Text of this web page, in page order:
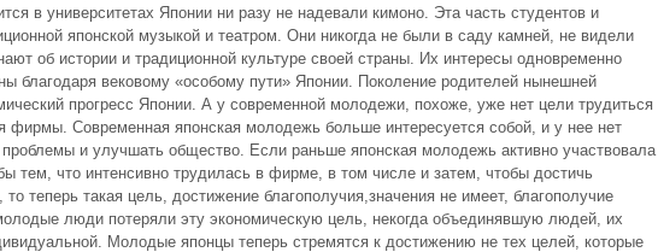
в университетах Японии ни разу не надевали кимоно. Эта часть студентов и
японской музыкой и театром. Они никогда не были в саду камней, не видели
об истории и традиционной культуре своей страны. Их интересы одновременно
благодаря вековому «особому пути» Японии. Поколение родителей нынешней
прогресс Японии. А у современной молодежи, похоже, уже нет цели трудиться
фирмы. Современная японская молодежь больше интересуется собой, и у нее нет
и улучшать общество. Если раньше японская молодежь активно участвовала
тем, что интенсивно трудилась в фирме, в том числе и затем, чтобы достичь
то теперь такая цель, достижение благополучия,значения не имеет, благополучие
люди потеряли эту экономическую цель, некогда объединявшую людей, их
Молодые японцы теперь стремятся к достижению не тех целей, которые